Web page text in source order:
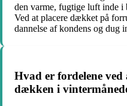
den varme, fugtige luft inde
Ved at placere dækket på
dannelse af kondens og dug
Hvad er fordelene
dækken i